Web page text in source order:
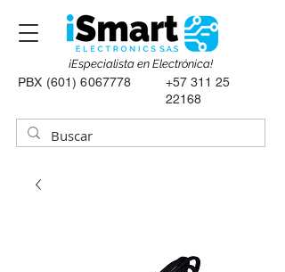
PBX (601) 6067778
+57 311 25
22168
¡Especialista en Electrónica!